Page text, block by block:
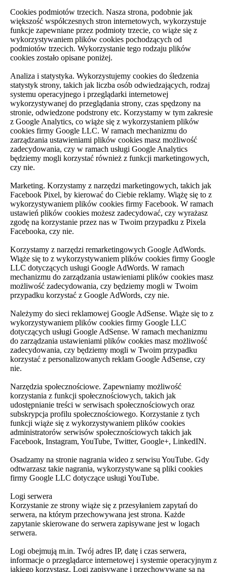
Cookies podmiotów trzecich. Nasza strona, podobnie jak
większość współczesnych stron internetowych, wykorzystuje
funkcje zapewniane przez podmioty trzecie, co wiąże się z
wykorzystywaniem plików cookies pochodzących od
podmiotów trzecich. Wykorzystanie tego rodzaju plików
cookies zostało opisane poniżej.
Analiza i statystyka. Wykorzystujemy cookies do śledzenia
statystyk strony, takich jak liczba osób odwiedzających, rodzaj
systemu operacyjnego i przeglądarki internetowej
wykorzystywanej do przeglądania strony, czas spędzony na
stronie, odwiedzone podstrony etc. Korzystamy w tym zakresie
z Google Analytics, co wiąże się z wykorzystaniem plików
cookies firmy Google LLC. W ramach mechanizmu do
zarządzania ustawieniami plików cookies masz możliwość
zadecydowania, czy w ramach usługi Google Analytics
będziemy mogli korzystać również z funkcji marketingowych,
czy nie.
Marketing. Korzystamy z narzędzi marketingowych, takich jak
Facebook Pixel, by kierować do Ciebie reklamy. Wiążę się to z
wykorzystywaniem plików cookies firmy Facebook. W ramach
ustawień plików cookies możesz zadecydować, czy wyrażasz
zgodę na korzystanie przez nas w Twoim przypadku z Pixela
Facebooka, czy nie.
Korzystamy z narzędzi remarketingowych Google AdWords.
Wiąże się to z wykorzystywaniem plików cookies firmy Google
LLC dotyczących usługi Google AdWords. W ramach
mechanizmu do zarządzania ustawieniami plików cookies masz
możliwość zadecydowania, czy będziemy mogli w Twoim
przypadku korzystać z Google AdWords, czy nie.
Należymy do sieci reklamowej Google AdSense. Wiąże się to z
wykorzystywaniem plików cookies firmy Google LLC
dotyczących usługi Google AdSense. W ramach mechanizmu
do zarządzania ustawieniami plików cookies masz możliwość
zadecydowania, czy będziemy mogli w Twoim przypadku
korzystać z personalizowanych reklam Google AdSense, czy
nie.
Narzędzia społecznościowe. Zapewniamy możliwość
korzystania z funkcji społecznościowych, takich jak
udostępnianie treści w serwisach społecznościowych oraz
subskrypcja profilu społecznościowego. Korzystanie z tych
funkcji wiąże się z wykorzystywaniem plików cookies
administratorów serwisów społecznościowych takich jak
Facebook, Instagram, YouTube, Twitter, Google+, LinkedIN.
Osadzamy na stronie nagrania wideo z serwisu YouTube. Gdy
odtwarzasz takie nagrania, wykorzystywane są pliki cookies
firmy Google LLC dotyczące usługi YouTube.
Logi serwera
Korzystanie ze strony wiąże się z przesyłaniem zapytań do
serwera, na którym przechowywana jest strona. Każde
zapytanie skierowane do serwera zapisywane jest w logach
serwera.
Logi obejmują m.in. Twój adres IP, datę i czas serwera,
informacje o przeglądarce internetowej i systemie operacyjnym z
jakiego korzystasz. Logi zapisywane i przechowywane są na